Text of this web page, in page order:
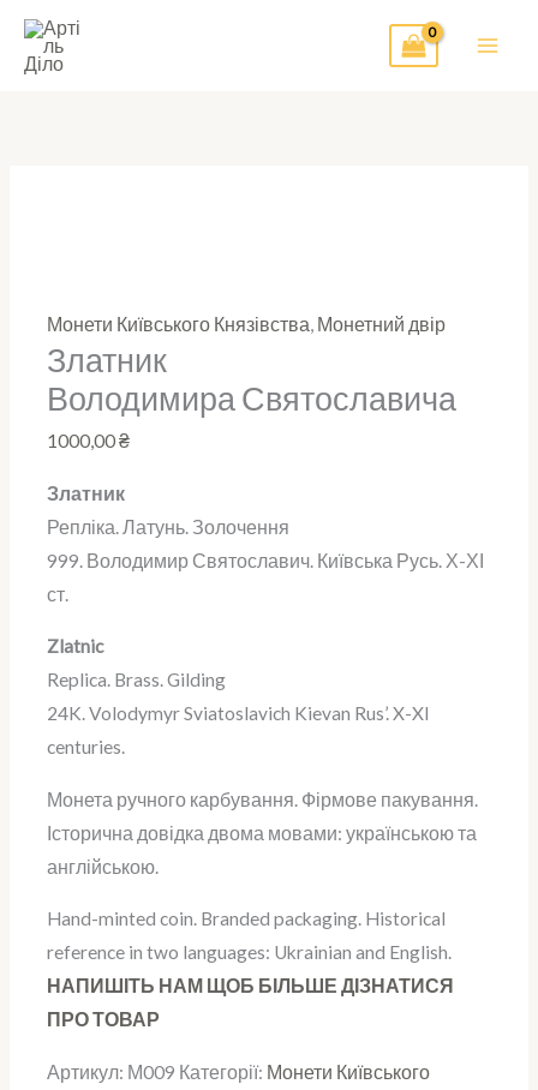
Перейти
Монети Київського Князівства, Монетний двір
Златник
Володимира Святославича
1000,00₴
Златник
Репліка. Латунь. Золочення
999. Володимир Святославич. Київська Русь. Х-ХІ
ст.
Zlatnic
Replica. Brass.Gilding
24K.VolodymyrSviatoslavich Kievan Rus’.X-XI
centuries.
Монета ручного карбування. Фірмове пакування.
Історична довідка двома мовами: українською та
англійською.
Hand-minted coin. Branded packaging. Historical
reference in two languages: Ukrainian and English.
НАПИШІТЬ НАМ ЩОБ БІЛЬШЕ ДІЗНАТИСЯ
ПРО ТОВАР
Артикул: М009 Категорії: Монети Київського